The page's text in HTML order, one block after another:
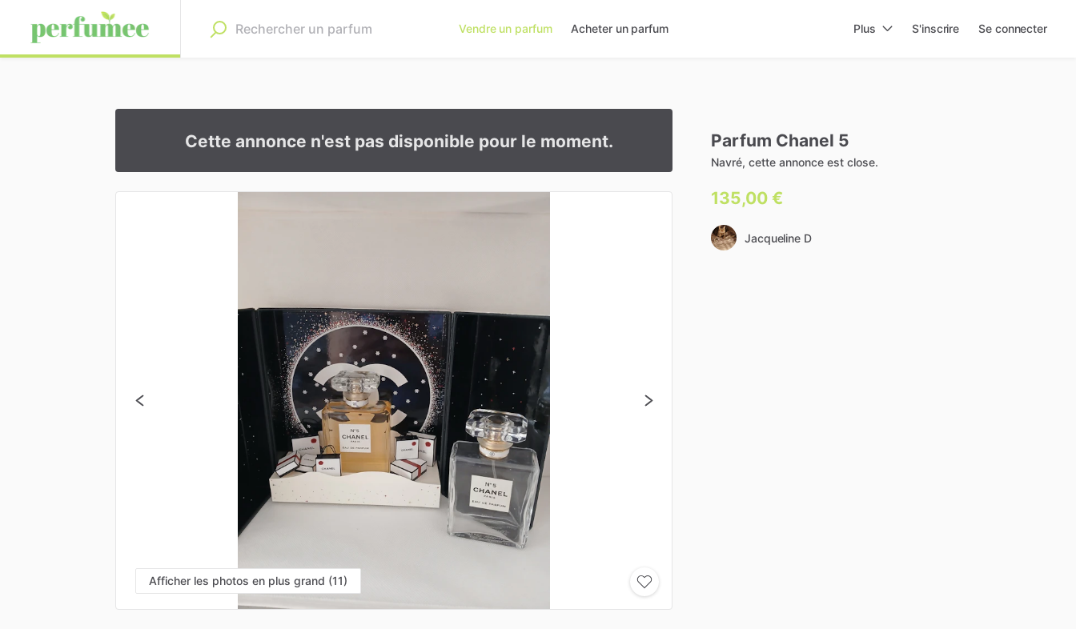
Vendre un parfum Acheter un parfum Plus S'inscrire Se connecter
Cette annonce n'est pas disponible pour le moment.
Afficher les photos en plus grand (11)
Parfum Chanel 5
Navré, cette annonce est close.
135,00 €
Jacqueline D